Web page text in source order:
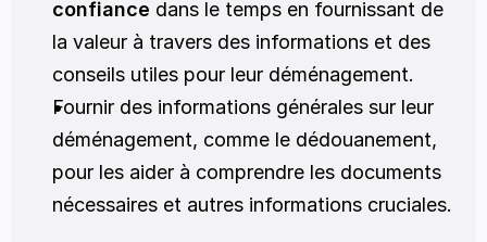
confiance dans le temps en fournissant de
la valeur à travers des informations et des
conseils utiles pour leur déménagement.
Fournir des informations générales sur leur
déménagement, comme le dédouanement,
pour les aider à comprendre les documents
nécessaires et autres informations cruciales.